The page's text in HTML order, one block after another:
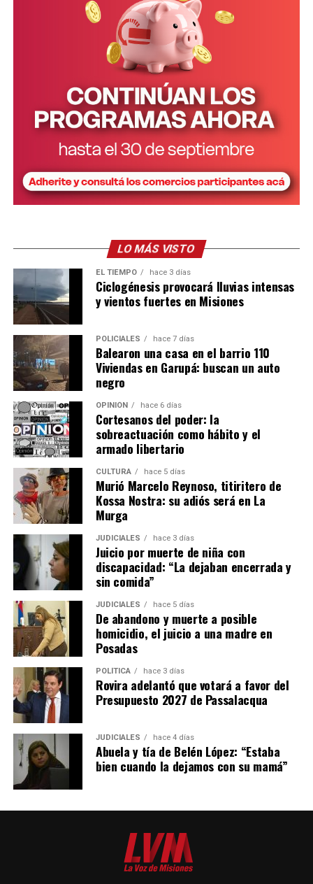
LO MÁS VISTO
EL TIEMPO hace 3 días
Ciclogénesis provocará lluvias intensas
y vientos fuertes en Misiones
POLICIALES hace 7 días
Balearon una casa en el barrio 110
Viviendas en Garupá: buscan un auto
negro
OPINIÓN hace 6 días
Cortesanos del poder: la
sobreactuación como hábito y el
armado libertario
CULTURA hace 5 días
Murió Marcelo Reynoso, titiritero de
Kossa Nostra: su adiós será en La
Murga
JUDICIALES hace 3 días
Juicio por muerte de niña con
discapacidad: “La dejaban encerrada y
sin comida”
JUDICIALES hace 5 días
De abandono y muerte a posible
homicidio, el juicio a una madre en
Posadas
POLÍTICA hace 3 días
Rovira adelantó que votará a favor del
Presupuesto 2027 de Passalacqua
JUDICIALES hace 4 días
Abuela y tía de Belén López: “Estaba
bien cuando la dejamos con su mamá”